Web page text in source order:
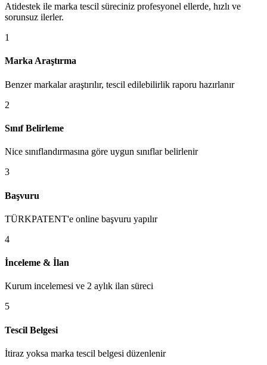
Atidestek ile marka tescil süreciniz profesyonel ellerde, hızlı ve
sorunsuz ilerler.
1
Marka Araştırma
Benzer markalar araştırılır, tescil edilebilirlik raporu hazırlanır
2
Sınıf Belirleme
Nice sınıflandırmasına göre uygun sınıflar belirlenir
3
Başvuru
TÜRKPATENT'e online başvuru yapılır
4
İnceleme & İlan
Kurum incelemesi ve 2 aylık ilan süreci
5
Tescil Belgesi
İtiraz yoksa marka tescil belgesi düzenlenir